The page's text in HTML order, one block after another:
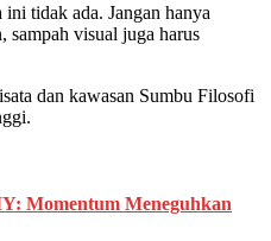
tidak ada. Jangan hanya
sampah visual juga harus
dan kawasan Sumbu Filosofi
Momentum Meneguhkan